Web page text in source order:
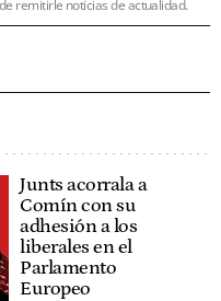
remitirle noticias de actualidad.
Junts acorrala a
Comín con su
adhesión a los
liberales en el
Parlamento
Europeo